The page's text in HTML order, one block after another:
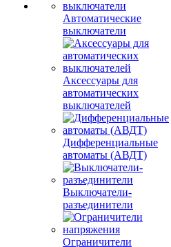
Автоматические
выключатели
Аксессуары для
автоматических
выключателей
Дифференциальные
автоматы (АВДТ)
Выключатели-
разъединители
Ограничители